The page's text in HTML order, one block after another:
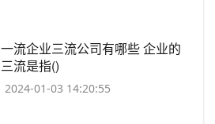
​一流企业三流公司有哪些 企业的
三流是指()
2024-01-03 14:20:55